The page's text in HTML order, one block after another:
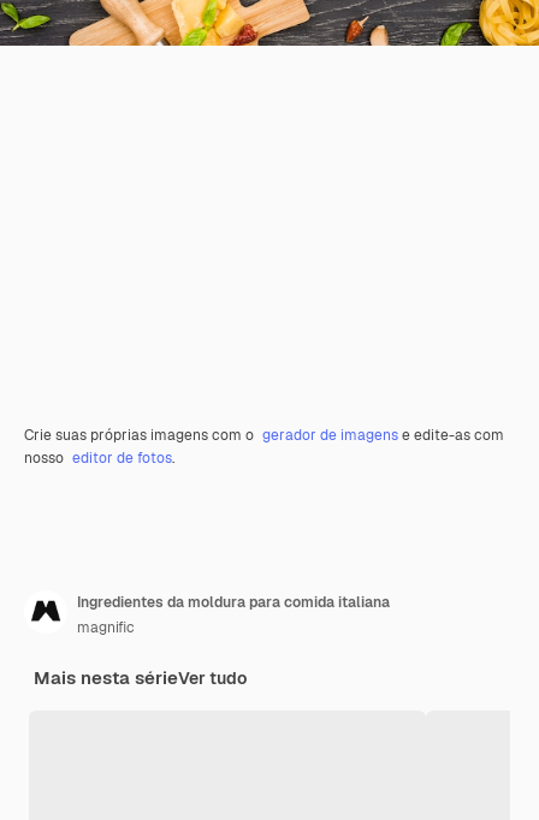
Crie suas próprias imagens com o gerador de imagense edite-as com
nosso editor de fotos.
Ingredientes da moldura para comida italiana
magnific
Mais nesta sérieVer tudo